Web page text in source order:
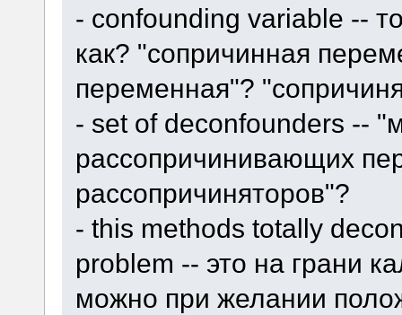
- confounding variable --
как? "сопричинная
переменная"?
- set of deconfounders --
рассопричинивающих
рассопричиняторов"?
- this methods totally
problem -- это на грани
можно при желании